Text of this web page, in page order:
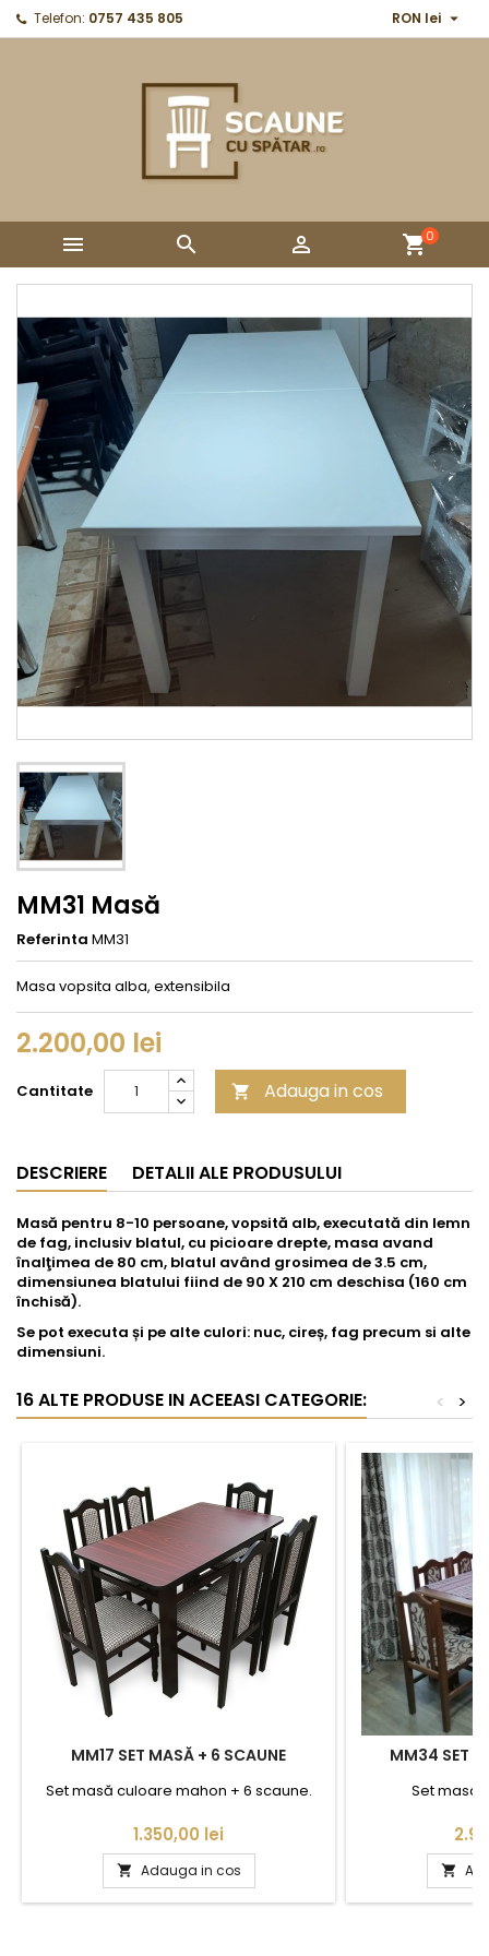
Telefon: 0757 435 805 RON lei 
   shopping_cart0
MM31 Masă
Referinta MM31
Masa vopsita alba, extensibila
2.200,00 lei
Cantitate  Adauga in cos
DESCRIERE DETALII ALE PRODUSULUI
Masă pentru 8-10 persoane, vopsită alb, executată din lemn
de fag, inclusiv blatul, cu picioare drepte, masa avand
înalţimea de 80 cm, blatul având grosimea de 3.5 cm,
dimensiunea blatului fiind de 90 X 210 cm deschisa (160 cm
închisă).
Se pot executa și pe alte culori: nuc, cireș, fag precum si alte
dimensiuni.
16 ALTE PRODUSE IN ACEEASI CATEGORIE: >
<
MM17 SET MASĂ + 6 SCAUNE
Set masă culoare mahon + 6 scaune.
Pret
1.350,00 lei
 Adauga in cos
MM34 SET
Set masa
Pret
